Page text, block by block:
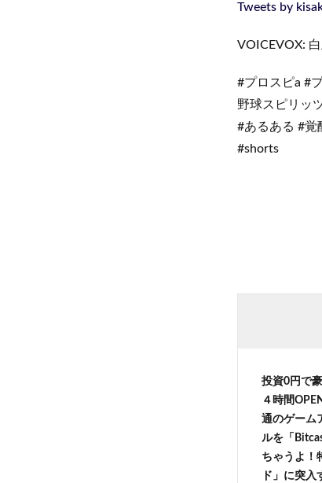
Tweets by
VOICEVOX:
#プロスピa #
野球スピリッ
#あるある #覚
#shorts
投資0円で
４時間
通のゲーム
ルを「
ちゃうよ！
ド」に突入